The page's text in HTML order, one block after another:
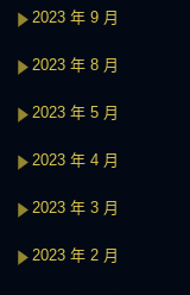
2023 年 9 月
2023 年 8 月
2023 年 5 月
2023 年 4 月
2023 年 3 月
2023 年 2 月